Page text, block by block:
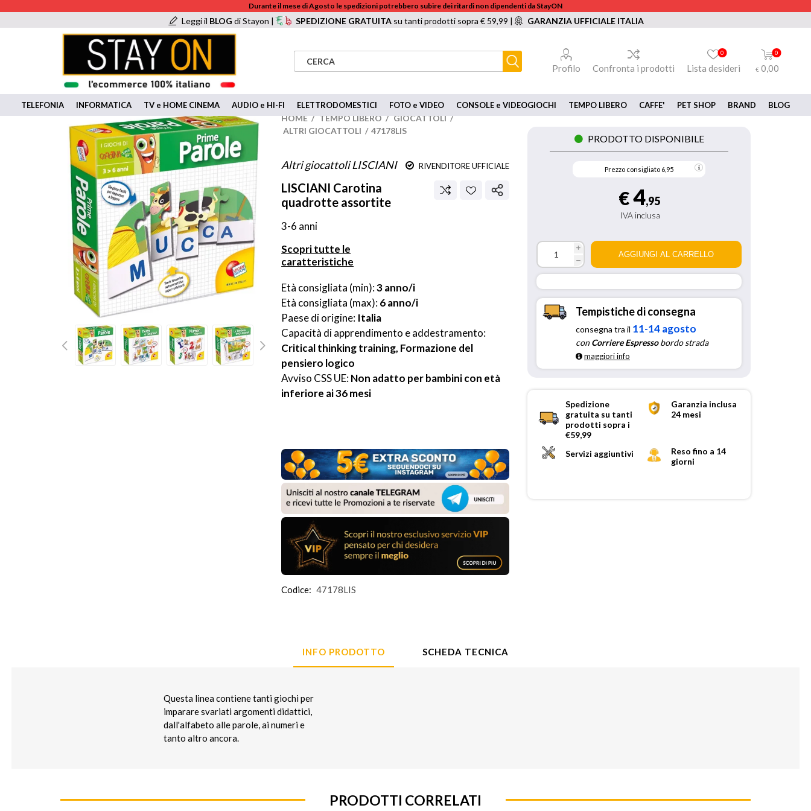
Durante il mese di Agosto le spedizioni potrebbero subire dei ritardi non dipendenti da StayON
Leggi il BLOGdi Stayon | SPEDIZIONE GRATUITAsu tanti prodotti sopra € 59,99 | GARANZIA UFFICIALE ITALIA
Profilo Confronta i prodotti Lista desideri
0 0
€ 0,00
TELEFONIA INFORMATICA TV e HOME CINEMA AUDIO e HI-FI ELETTRODOMESTICI FOTO e VIDEO CONSOLE e VIDEOGIOCHI TEMPO LIBERO CAFFE' PET SHOP BRAND BLOG
HOME / TEMPO LIBERO / GIOCATTOLI /
ALTRI GIOCATTOLI / 47178LIS
Altri giocattoli LISCIANI RIVENDITORE UFFICIALE
LISCIANI Carotina
quadrotte assortite
3-6 anni
Scopri tutte le
caratteristiche
Età consigliata (min): 3 anno/i
Età consigliata (max): 6 anno/i
Paese di origine: Italia
Critical thinking training, Formazione del
pensiero logico
Avviso CSS UE: Non adatto per bambini con età
inferiore ai 36 mesi
Codice: 47178LIS
PRODOTTO DISPONIBILE
Prezzo consigliato 6,95
€4,95
IVA inclusa
i
h
Tempistiche di consegna
consegna tra il 11-14 agosto
conCorriere Espressobordo strada
maggiori info
Spedizione
gratuita su tanti
prodotti sopra i
€59,99
Garanzia inclusa
24 mesi
Servizi aggiuntivi
Reso fino a 14
giorni
INFO PRODOTTO SCHEDA TECNICA
Questa linea contiene tanti giochi per
imparare svariati argomenti didattici,
dall'alfabeto alle parole, ai numeri e
tanto altro ancora.
PRODOTTI CORRELATI